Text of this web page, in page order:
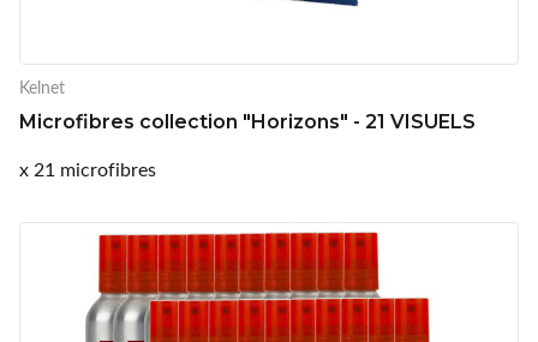
Kelnet
Microfibres collection "Horizons" - 21 VISUELS
x 21 microfibres